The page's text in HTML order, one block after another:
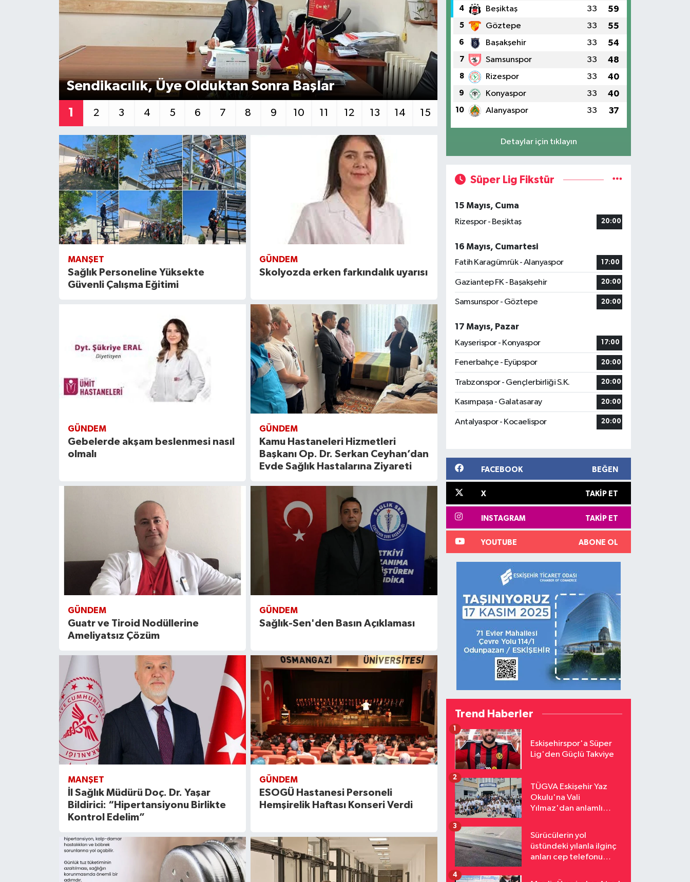
Sendikacılık, Üye Olduktan Sonra Başlar Önce ölümden döndü, sonra okeye
1 2 3 4 5 6 7 8 9 10 11 12 13 14 15
MANŞET
Sağlık Personeline Yüksekte
Güvenli Çalışma Eğitimi
GÜNDEM
Skolyozda erken farkındalık uyarısı
GÜNDEM
Gebelerde akşam beslenmesi nasıl
olmalı
GÜNDEM
Kamu Hastaneleri Hizmetleri
Başkanı Op. Dr. Serkan Ceyhan’dan
Evde Sağlık Hastalarına Ziyareti
GÜNDEM
Guatr ve Tiroid Nodüllerine
Ameliyatsız Çözüm
GÜNDEM
Sağlık-Sen'den Basın Açıklaması
MANŞET
İl Sağlık Müdürü Doç. Dr. Yaşar
Bildirici: “Hipertansiyonu Birlikte
Kontrol Edelim”
GÜNDEM
ESOGÜ Hastanesi Personeli
Hemşirelik Haftası Konseri Verdi
4 Beşiktaş 33 59
5 Göztepe 33 55
6 Başakşehir 33 54
7 Samsunspor 33 48
8 Rizespor 33 40
9 Konyaspor 33 40
10 Alanyaspor 33 37
Detaylar için tıklayın
Süper Lig Fikstür
15 Mayıs, Cuma
Rizespor - Beşiktaş
20:00
16 Mayıs, Cumartesi
Fatih Karagümrük - Alanyaspor
17:00
Gaziantep FK - Başakşehir 20:00
Samsunspor - Göztepe 20:00
17 Mayıs, Pazar
Kayserispor - Konyaspor
17:00
Fenerbahçe - Eyüpspor 20:00
Trabzonspor - Gençlerbirliği S.K. 20:00
Kasımpaşa - Galatasaray 20:00
Antalyaspor - Kocaelispor 20:00
FACEBOOK BEĞEN
X TAKIP ET
INSTAGRAM TAKIP ET
YOUTUBE ABONE OL
Trend Haberler
Eskişehirspor'a Süper
Lig'den Güçlü Takviye
1
TÜGVA Eskişehir Yaz
Okulu'na Vali
Yılmaz'dan anlamlı
2
Sürücülerin yol
üstündeki yılanla ilginç
anları cep telefonu
3
4